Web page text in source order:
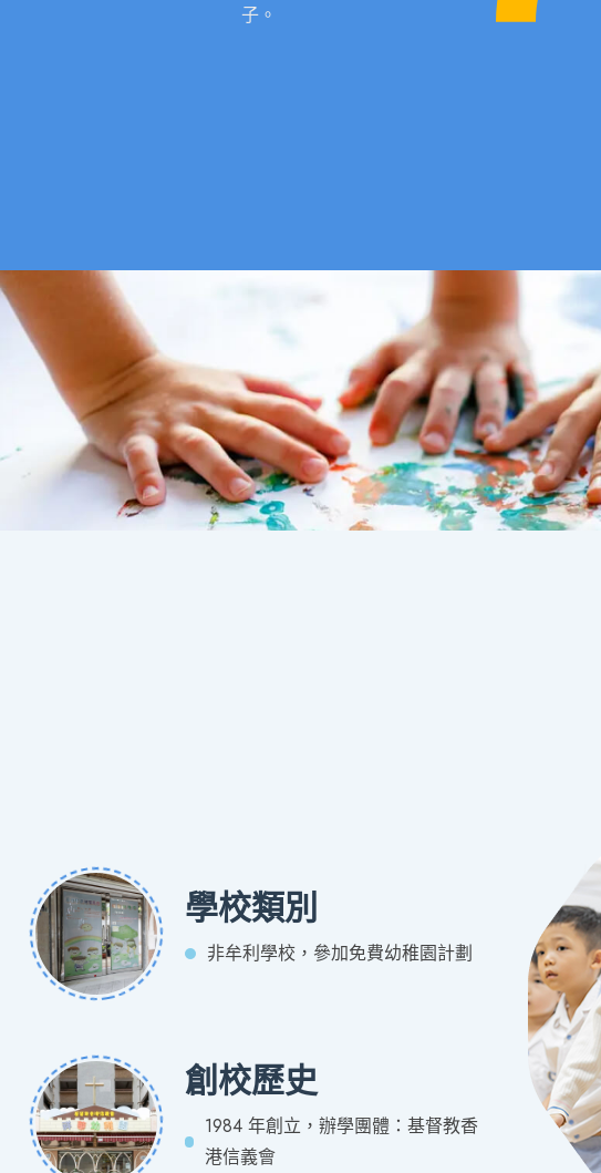
子。
學校類別
非牟利學校，參加免費幼稚園計劃
創校歷史
1984 年創立，辦學團體：基督教香
港信義會